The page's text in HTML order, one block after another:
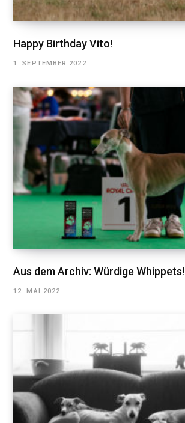
Happy Birthday Vito!
1. SEPTEMBER 2022
Aus dem Archiv: Würdige Whippets!
12. MAI 2022